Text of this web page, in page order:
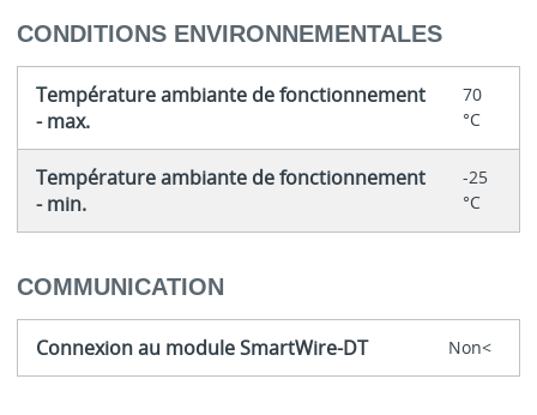
CONDITIONS ENVIRONNEMENTALES
Température ambiante de fonctionnement
- max.
70
°C
Température ambiante de fonctionnement
- min.
-25
°C
COMMUNICATION
Connexion au module SmartWire-DT Non<